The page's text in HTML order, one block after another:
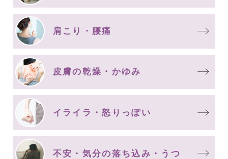
肩こり・腰痛
皮膚の乾燥・かゆみ
イライラ・怒りっぽい
不安・気分の落ち込み・うつ